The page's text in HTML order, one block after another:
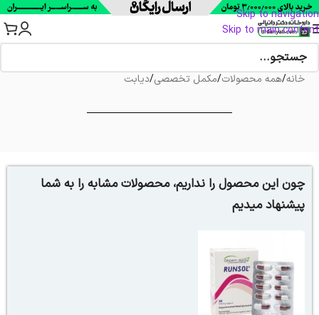
Skip to navigation
Skip to main content
خانه/همه محصولات/مکمل تخصصی/دیابت
چون این محصول را نداریم، محصولات مشابه را به شما
پیشنهاد میدیم